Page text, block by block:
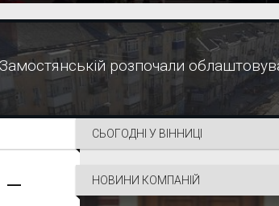
розпочали
–
СЬОГОДНІ У ВІННИЦІ
НОВИНИ КОМПАНІЙ